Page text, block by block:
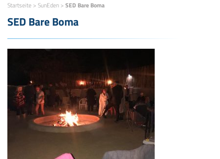
Startseite > SunEden > SED Bare Boma
SED Bare Boma